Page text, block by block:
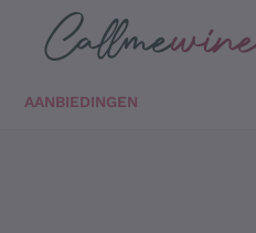
Ga direct naar de hoofdinhoud
AANBIEDINGEN